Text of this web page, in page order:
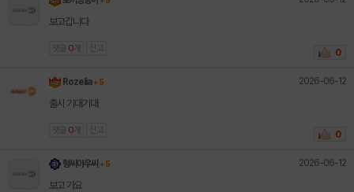
보고갑니다
댓글 0 개 신고 0
Rozelia + 5 2026-06-12
출시 기대기대
댓글 0 개 신고 0
형씨아우씨 + 5 2026-06-12
보고 가요